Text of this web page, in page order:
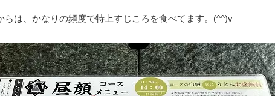
らは、かなりの頻度で特上すじころを食べてます。(^^)v